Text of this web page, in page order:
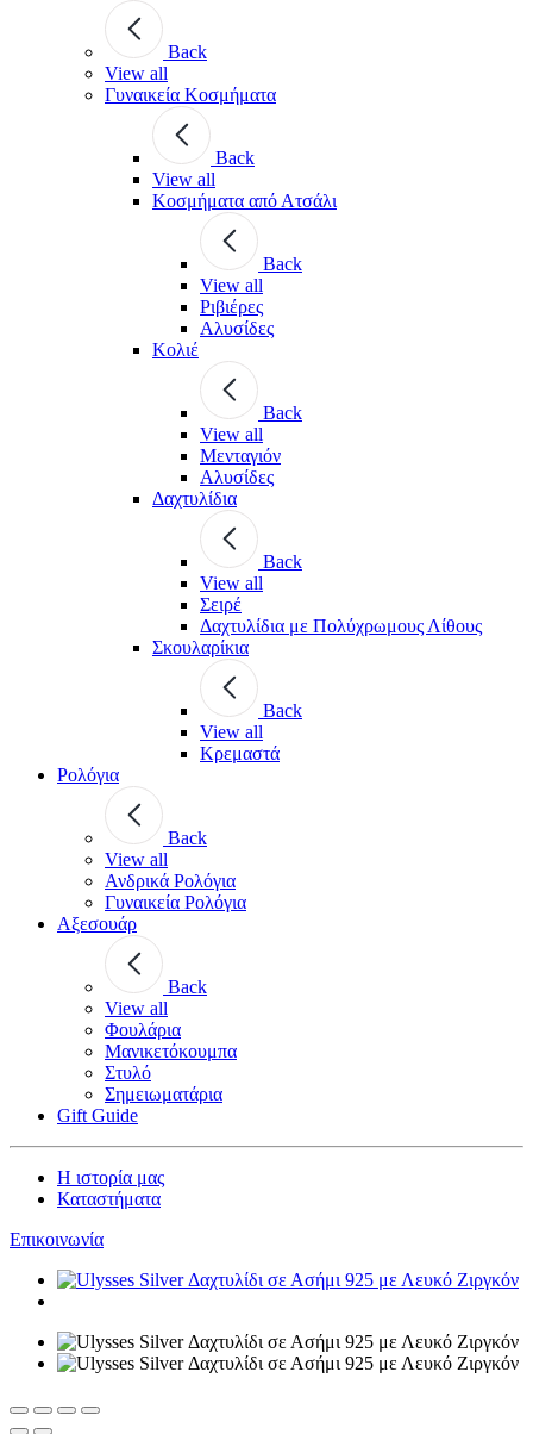
Back
View all
Γυναικεία Κοσμήματα
Back
View all
Κοσμήματα από Ατσάλι
Back
View all
Ριβιέρες
Αλυσίδες
Κολιέ
Back
View all
Μενταγιόν
Αλυσίδες
Δαχτυλίδια
Back
View all
Σειρέ
Δαχτυλίδια με Πολύχρωμους Λίθους
Σκουλαρίκια
Back
View all
Κρεμαστά
Ρολόγια
Back
View all
Ανδρικά Ρολόγια
Γυναικεία Ρολόγια
Αξεσουάρ
Back
View all
Φουλάρια
Μανικετόκουμπα
Στυλό
Σημειωματάρια
Gift Guide
Η ιστορία μας
Καταστήματα
Επικοινωνία